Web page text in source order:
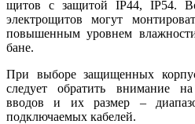
щитов с защитой IP44, IP54.
электрощитов могут
повышенным уровнем
бане.
При выборе защищенных
следует обратить внимание
вводов и их размер –
подключаемых кабелей.